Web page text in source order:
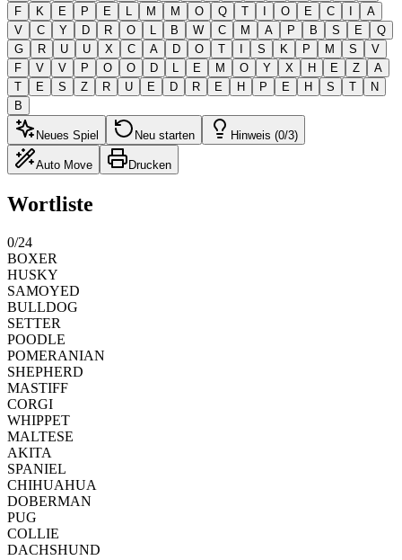
F
K E P E L M M O Q T I O E C I
A
V
C Y D R O L B W C M A P B S E
Q
G
R U U X C A D O T I S K P M S
V
F
V V P O O D L E M O Y X H E Z
A
T
E S Z R U E D R E H P E H S T
N
B
Neues Spiel Neu starten Hinweis (0/3)
Auto Move Drucken
Wortliste
0/24
BOXER
HUSKY
SAMOYED
BULLDOG
SETTER
POODLE
POMERANIAN
SHEPHERD
MASTIFF
CORGI
WHIPPET
MALTESE
AKITA
SPANIEL
CHIHUAHUA
DOBERMAN
PUG
COLLIE
DACHSHUND